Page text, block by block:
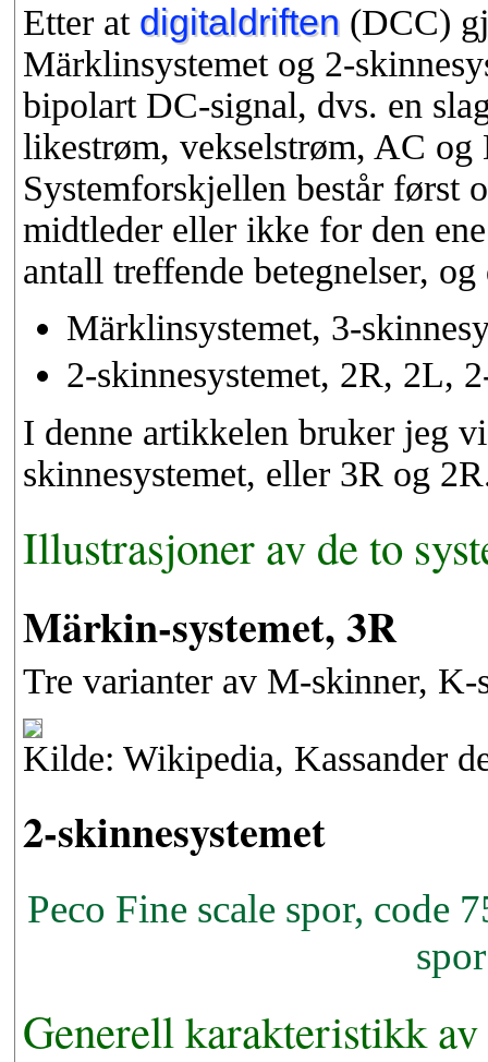
Etter at digitaldriften(DCC)
Märklinsystemet og 2-
bipolart DC-signal, dvs. en
likestrøm, vekselstrøm, AC
Systemforskjellen består først
midtleder eller ikke for den
antall treffende betegnelser, og
Märklinsystemet, 3-
2-skinnesystemet, 2R, 2L,
I denne artikkelen bruker jeg
skinnesystemet, eller 3R og
Illustrasjoner av de to
Märkin-systemet, 3R
Tre varianter av M-skinner,
Kilde: Wikipedia, Kassander
2-skinnesystemet
Peco Fine scale spor, code
Generell karakteristikk av